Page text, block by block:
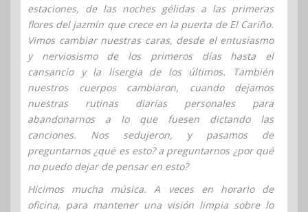
estaciones, de las noches gélidas a las primeras
flores del jazmín que crece en la puerta de El Cariño.
Vimos cambiar nuestras caras, desde el entusiasmo
y nerviosismo de los primeros días hasta el
cansancio y la lisergia de los últimos. También
nuestros cuerpos cambiaron, cuando dejamos
nuestras rutinas diarias personales para
abandonarnos a lo que fuesen dictando las
canciones. Nos sedujeron, y pasamos de
preguntarnos ¿qué es esto? a preguntarnos ¿por qué
no puedo dejar de pensar en esto?
Hicimos mucha música. A veces en horario de
oficina, para mantener una visión limpia sobre lo